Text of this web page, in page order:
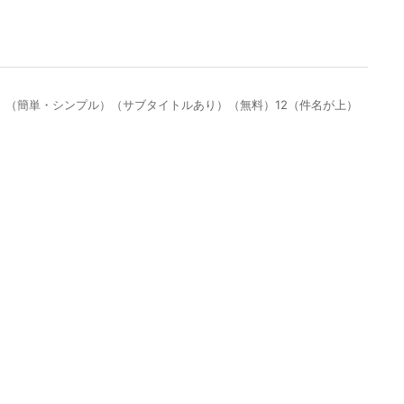
簡単・シンプル）（サブタイトルあり）（無料）12（件名が上）